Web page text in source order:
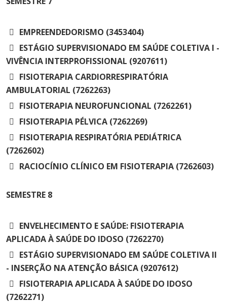
EMPREENDEDORISMO (3453404)
ESTÁGIO SUPERVISIONADO EM SAÚDE COLETIVA I -
VIVÊNCIA INTERPROFISSIONAL (9207611)
FISIOTERAPIA CARDIORRESPIRATÓRIA
AMBULATORIAL (7262263)
FISIOTERAPIA NEUROFUNCIONAL (7262261)
FISIOTERAPIA PÉLVICA (7262269)
FISIOTERAPIA RESPIRATÓRIA PEDIÁTRICA
(7262602)
RACIOCÍNIO CLÍNICO EM FISIOTERAPIA (7262603)
SEMESTRE 8
ENVELHECIMENTO E SAÚDE: FISIOTERAPIA
APLICADA À SAÚDE DO IDOSO (7262270)
ESTÁGIO SUPERVISIONADO EM SAÚDE COLETIVA II
- INSERÇÃO NA ATENÇÃO BÁSICA (9207612)
FISIOTERAPIA APLICADA À SAÚDE DO IDOSO
(7262271)